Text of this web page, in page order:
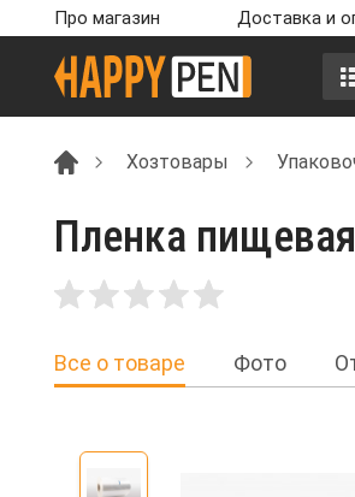
Про магазин Доставка и
Хозтовары
Пленка
Все о товаре Фото